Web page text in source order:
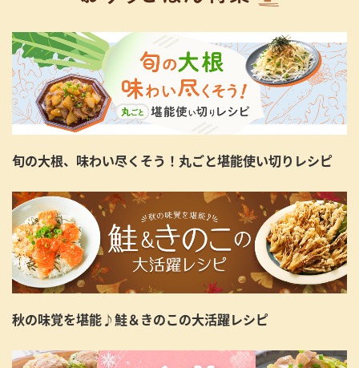
旬の大根、味わい尽くそう！丸ごと堪能使い切りレシピ
秋の味覚を堪能♪鮭＆きのこの大活躍レシピ